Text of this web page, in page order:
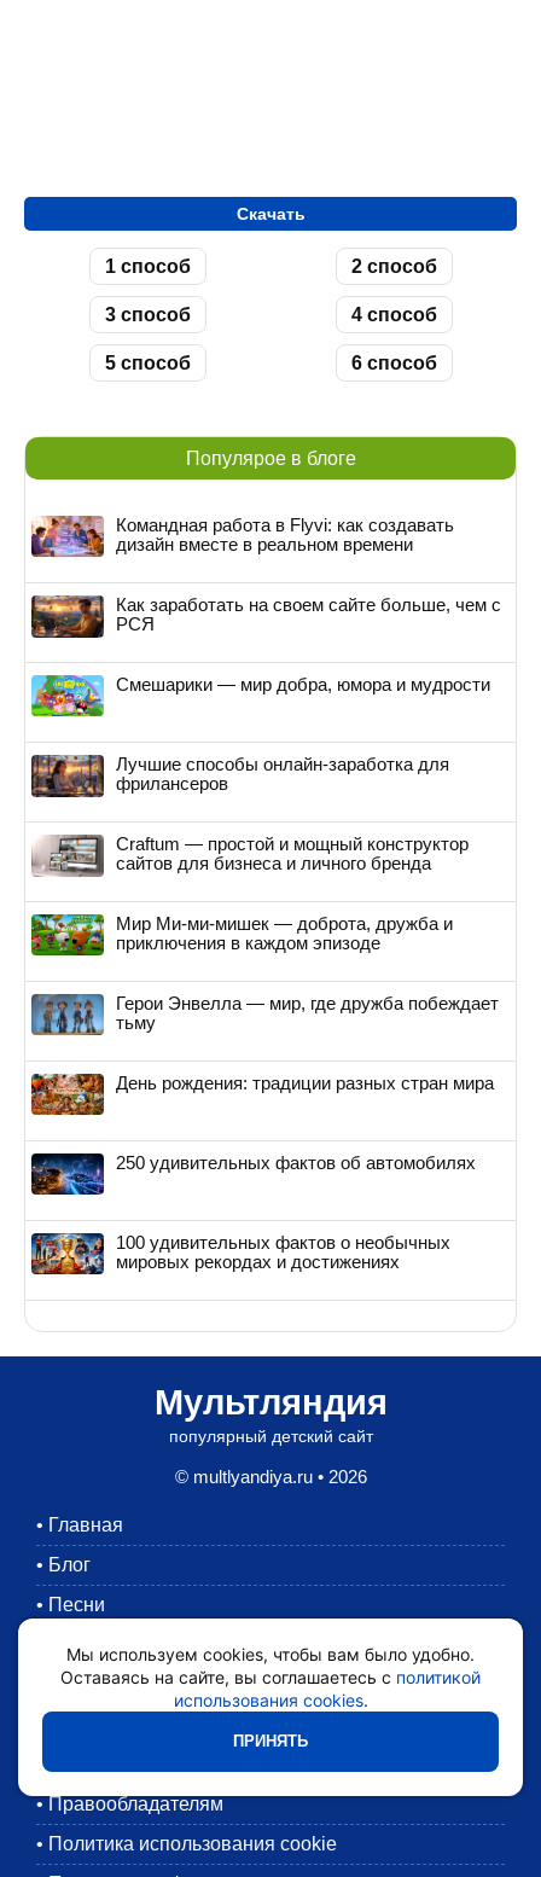
Скачать
1 способ 2 способ
3 способ 4 способ
5 способ 6 способ
Популярое в блоге
Командная работа в Flyvi: как создавать
дизайн вместе в реальном времени
Как заработать на своем сайте больше, чем с
РСЯ
Смешарики — мир добра, юмора и мудрости
Лучшие способы онлайн-заработка для
фрилансеров
Craftum — простой и мощный конструктор
сайтов для бизнеса и личного бренда
Мир Ми-ми-мишек — доброта, дружба и
приключения в каждом эпизоде
Герои Энвелла — мир, где дружба побеждает
тьму
День рождения: традиции разных стран мира
250 удивительных фактов об автомобилях
100 удивительных фактов о необычных
мировых рекордах и достижениях
Мультляндия
популярный детский сайт
© multlyandiya.ru • 2026
• Главная
• Блог
• Песни
Раскраски
Картинки
•
•
• Правообладателям
• Политика использования cookie
Мы используем cookies, чтобы вам было удобно.
Оставаясь на сайте, вы соглашаетесь с политикой
использования cookies.
ПРИНЯТЬ